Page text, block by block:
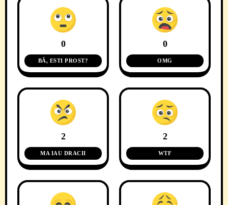
0
BĂ, ESTI PROST?
0
OMG
2
MA IAU DRACII
2
WTF